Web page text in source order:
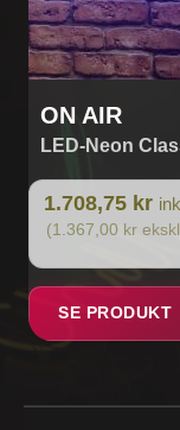
ON AIR
LED-Neon
1.708,75 kr
(1.367,00 kr
SE PRODUKT